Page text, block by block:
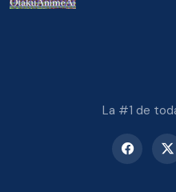
La #1 de